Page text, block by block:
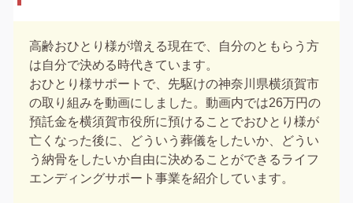
高齢おひとり様が増える現在で、自分のともらう方
は自分で決める時代きています。
おひとり様サポートで、先駆けの神奈川県横須賀市
の取り組みを動画にしました。動画内では26万円の
預託金を横須賀市役所に預けることでおひとり様が
亡くなった後に、どういう葬儀をしたいか、どうい
う納骨をしたいか自由に決めることができるライフ
エンディングサポート事業を紹介しています。